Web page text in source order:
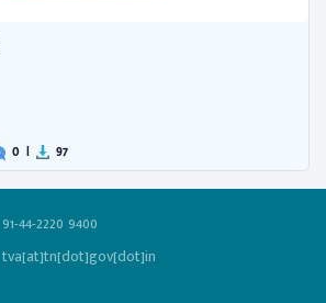
0 | 97
91-44-2220 9400
tva[at]tn[dot]gov[dot]in